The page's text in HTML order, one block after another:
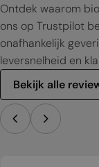
Ontdek waarom
ons op Trustpilot
onafhankelijk
leversnelheid en
Bekijk alle